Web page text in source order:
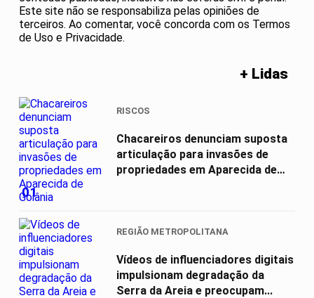
Este site não se responsabiliza pelas opiniões de
terceiros. Ao comentar, você concorda com os Termos
de Uso e Privacidade.
+ Lidas
01
RISCOS
Chacareiros denunciam suposta
articulação para invasões de
propriedades em Aparecida de
REGIÃO METROPOLITANA
Vídeos de influenciadores digitais
impulsionam degradação da
Serra da Areia e preocupam...